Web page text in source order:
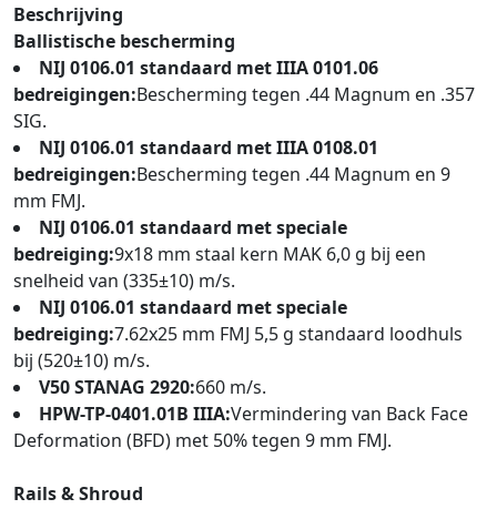
Beschrijving
Ballistische bescherming
NIJ 0106.01 standaard met IIIA 0101.06
bedreigingen:Bescherming tegen .44 Magnum en .357
SIG.
NIJ 0106.01 standaard met IIIA 0108.01
bedreigingen:Bescherming tegen .44 Magnum en 9
mm FMJ.
NIJ 0106.01 standaard met speciale
bedreiging:9x18 mm staal kern MAK 6,0 g bij een
snelheid van (335±10) m/s.
NIJ 0106.01 standaard met speciale
bedreiging:7.62x25 mm FMJ 5,5 g standaard loodhuls
bij (520±10) m/s.
V50 STANAG 2920:660 m/s.
HPW-TP-0401.01B IIIA:Vermindering van Back Face
Deformation (BFD) met 50% tegen 9 mm FMJ.
Rails & Shroud